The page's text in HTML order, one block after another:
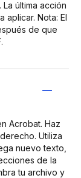
última acción
aplicar. Nota: El
de que
Acrobat. Haz
Utiliza
nuevo texto,
de la
tu archivo y